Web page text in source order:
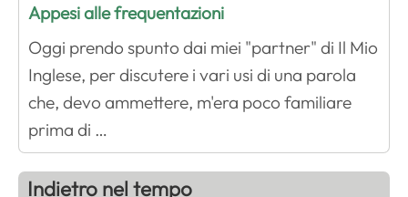
Appesi alle frequentazioni
Oggi prendo spunto dai miei "partner" di Il Mio
Inglese, per discutere i vari usi di una parola
che, devo ammettere, m'era poco familiare
prima di …
Indietro nel tempo